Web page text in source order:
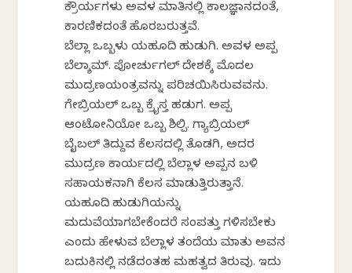
ಕ್ರೌರ್ಯಗಳು ಅವಳ ಮಾತಿನಲ್ಲಿ ಕಾಲಜ್ಞಾನದಂತೆ,
ಕಾರಣಿಕದಂತೆ ಹೊರಬರುತ್ತವೆ.
ಬೆಲ್ಲಾ ಒಬ್ಬಳು ಯಹೂದಿ ಹುಡುಗಿ. ಅವಳ ಅಪ್ಪ
ಬೆಲ್ಶಾಮ್. ಪೋರ್ಚುಗಲ್ ದೇಶಕ್ಕೆ ಮೊದಲ
ಮುದ್ರಣಯಂತ್ರವನ್ನು ಪರಿಚಯಿಸಿರುವವನು.
ಗೇಬ್ರಿಯಲ್ ಒಬ್ಬ ಕ್ರೈಸ್ತ ಹಡುಗ. ಅಪ್ಪ
ಆಂಟೋನಿಯೋ ಒಬ್ಬ ಶಿಲ್ಪಿ. ಗ್ಯಾಬ್ರಿಯಲ್
ಬೈಬಲ್ ತಿದ್ದುವ ಕೆಲಸದಲ್ಲಿ ತೊಡಗಿ, ಅದರ
ಮುದ್ರಣ ಕಾರ್ಯದಲ್ಲಿ ಬೆಲ್ಲಾಳ ಅಪ್ಪನ ಬಳಿ
ಸಹಾಯಕನಾಗಿ ಕೆಲಸ ಮಾಡುತ್ತಿರುತ್ತಾನೆ.
ಯಹೂದಿ ಹುಡುಗಿಯನ್ನು
ಮದುವೆಯಾಗಬೇಕೆಂದರೆ ಸಂಪತ್ತು ಗಳಿಸಬೇಕು
ಎಂದು ಹೇಳುವ ಬೆಲ್ಲಾಳ ತಂದೆಯ ಮಾತು ಅವನ
ಬದುಕಿನಲ್ಲಿ ನಡೆದಂತಹ ಮಹತ್ವದ ತಿರುವು. ಇದು